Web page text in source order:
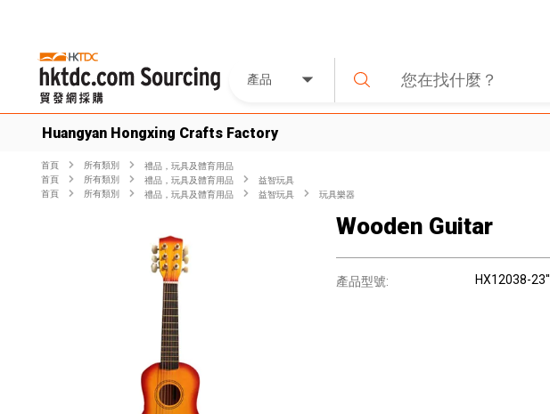
產品
Huangyan Hongxing Crafts Factory
首頁 所有類別
禮品，玩具及體育用品
首頁
所有類別 禮品，玩具及體育用品
益智玩具
首頁
所有類別 禮品，玩具及體育用品 益智玩具 玩具樂器
Wooden Guitar
產品型號: HX12038-23''